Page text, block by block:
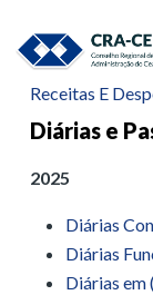
Receitas E
Diárias e
2025
Diárias
Diárias
Diárias em